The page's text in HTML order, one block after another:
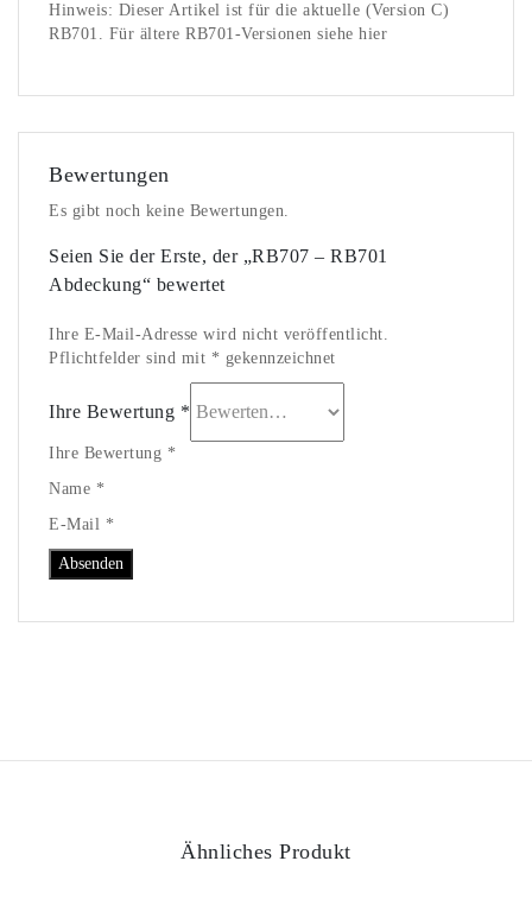
Hinweis: Dieser Artikel ist für die aktuelle (Version C)
RB701. Für ältere RB701-Versionen siehe hier
Bewertungen
Es gibt noch keine Bewertungen.
Seien Sie der Erste, der „RB707 – RB701
Abdeckung“ bewertet
Ihre E-Mail-Adresse wird nicht veröffentlicht.
Pflichtfelder sind mit * gekennzeichnet
Ihre Bewertung *
Ihre Bewertung *
Name *
E-Mail *
Ähnliches Produkt